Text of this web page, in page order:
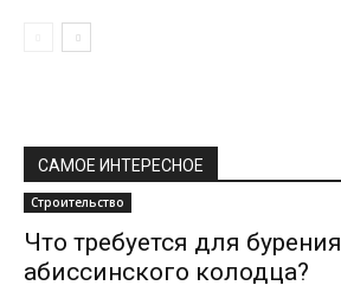
САМОЕ ИНТЕРЕСНОЕ
Строительство
Что требуется для бурения
абиссинского колодца?